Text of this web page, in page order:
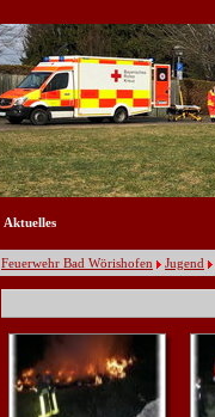
Navigation
Aktuelles
Feuerwehr Bad Wörishofen Jugend